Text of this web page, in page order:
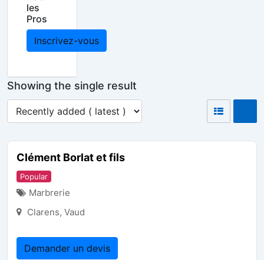
Showing the single result
Clément Borlat et fils
Popular
Marbrerie
Clarens, Vaud
Demander un devis
les
Pros
Inscrivez-vous